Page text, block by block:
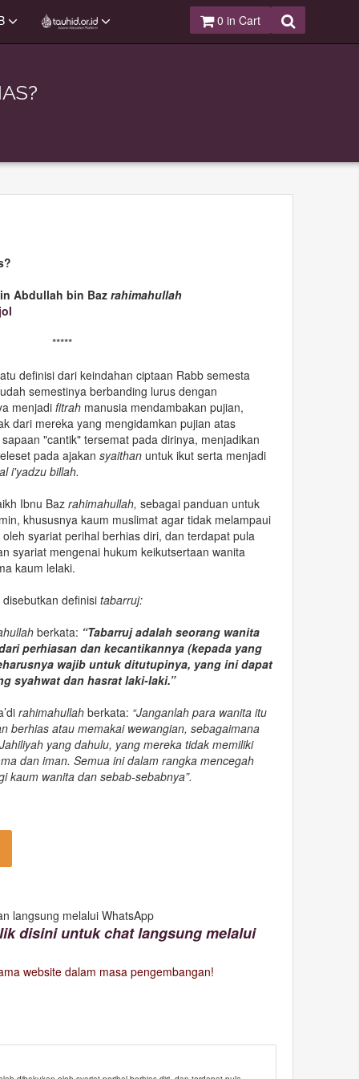
0 in Cart
Abdullah bin Bazrahimahullah
*****
definisi dari keindahan ciptaan Rabb semesta
semestinya berbanding lurus dengan
menjadifitrah manusia mendambakan pujian,
dari mereka yang mengidamkan pujian atas
"cantik" tersemat pada dirinya, menjadikan
pada ajakansyaithan untuk ikut serta menjadi
i'yadzu billah.
Ibnu Bazrahimahullah,sebagai panduan untuk
khususnya kaum muslimat agar tidak melampaui
syariat perihal berhias diri, dan terdapat pula
syariat mengenai hukum keikutsertaan wanita
kaum lelaki.
disebutkan definisitabarruj:
berkata: “Tabarruj adalah seorang wanita
perhiasan dan kecantikannya (kepada yang
wajib untuk ditutupinya, yang ini dapat
syahwat dan hasrat laki-laki.”
rahimahullah berkata: “Janganlah para wanita itu
berhias atau memakai wewangian, sebagaimana
yang dahulu, yang mereka tidak memiliki
dan iman. Semua ini dalam rangka mencegah
kaum wanita dan sebab-sebabnya”.
langsung melalui WhatsApp
disini untuk chat langsung melalui
website dalam masa pengembangan!